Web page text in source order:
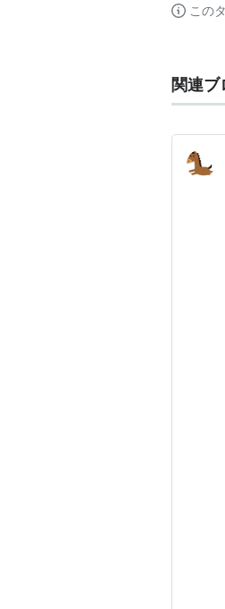
この
関連ブ